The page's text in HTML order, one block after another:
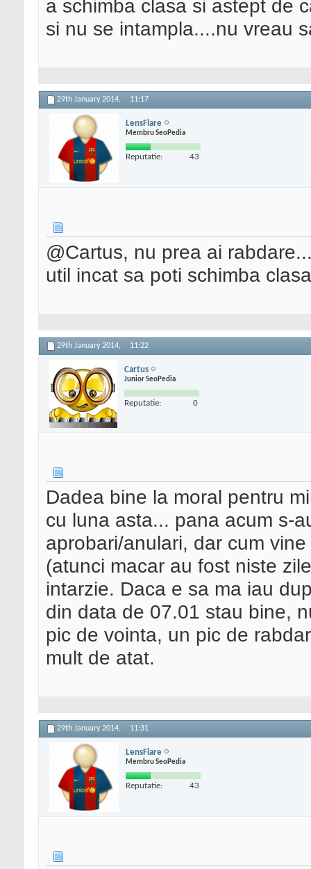
a schimba clasa si astept de
si nu se intampla....nu vreau
29th January 2014, 11:17
LensFlare
Membru SeoPedia
Reputatie: 43
@Cartus, nu prea ai
util incat sa poti schimba
29th January 2014, 11:22
Cartus
Junior SeoPedia
Reputatie: 0
Dadea bine la moral pentru
cu luna asta... pana acum s-
aprobari/anulari, dar cum
(atunci macar au fost niste
intarzie. Daca e sa ma iau
din data de 07.01 stau bine,
pic de vointa, un pic de
mult de atat.
29th January 2014, 11:31
LensFlare
Membru SeoPedia
Reputatie: 43